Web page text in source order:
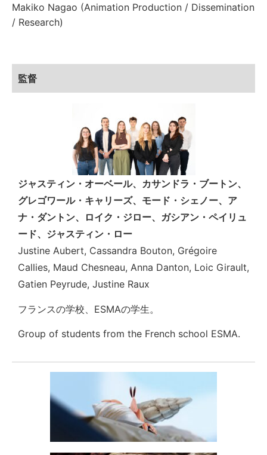
Makiko Nagao (Animation Production / Dissemination
/ Research)
監督
ジャスティン・オーベール、カサンドラ・ブートン、
グレゴワール・キャリーズ、モード・シェノー、ア
ナ・ダントン、ロイク・ジロー、ガシアン・ペイリュ
ード、ジャスティン・ロー
Justine Aubert, Cassandra Bouton, Grégoire
Callies, Maud Chesneau, Anna Danton, Loic Girault,
Gatien Peyrude, Justine Raux
フランスの学校、ESMAの学生。
Group of students from the French school ESMA.